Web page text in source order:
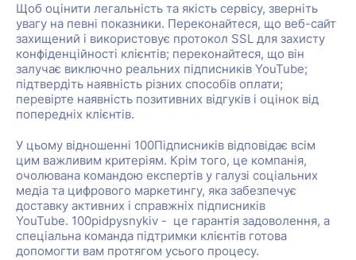
Щоб оцінити легальність та якість сервісу, зверніть
увагу на певні показники. Переконайтеся, що веб-сайт
захищений і використовує протокол SSL для захисту
конфіденційності клієнтів; переконайтеся, що він
залучає виключно реальних підписників YouTube;
підтвердіть наявність різних способів оплати;
перевірте наявність позитивних відгуків і оцінок від
попередніх клієнтів.
У цьому відношенні 100Підписників відповідає всім
цим важливим критеріям. Крім того, це компанія,
очолювана командою експертів у галузі соціальних
медіа та цифрового маркетингу, яка забезпечує
доставку активних і справжніх підписників
YouTube. 100pidpysnykiv - це гарантія задоволення, а
спеціальна команда підтримки клієнтів готова
допомогти вам протягом усього процесу.